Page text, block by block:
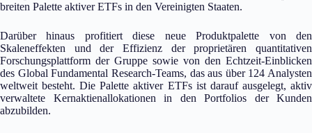
breiten Palette aktiver ETFs in den Vereinigten Staaten.
Darüber hinaus profitiert diese neue Produktpalette von den
Skaleneffekten und der Effizienz der proprietären quantitativen
Forschungsplattform der Gruppe sowie von den Echtzeit-Einblicken
des Global Fundamental Research-Teams, das aus über 124 Analysten
weltweit besteht. Die Palette aktiver ETFs ist darauf ausgelegt, aktiv
verwaltete Kernaktienallokationen in den Portfolios der Kunden
abzubilden.